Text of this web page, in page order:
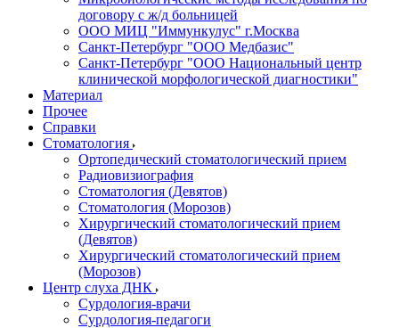
договору с ж/д больницей
ООО МИЦ "Иммункулус" г.Москва
Санкт-Петербург "ООО Медбазис"
Санкт-Петербург "ООО Национальный центр
клинической морфологической диагностики"
Материал
Прочее
Справки
Стоматология
Ортопедический стоматологический прием
Радиовизиография
Стоматология (Девятов)
Стоматология (Морозов)
Хирургический стоматологический прием
(Девятов)
Хирургический стоматологический прием
(Морозов)
Центр слуха ДНК
Сурдология-врачи
Сурдология-педагоги